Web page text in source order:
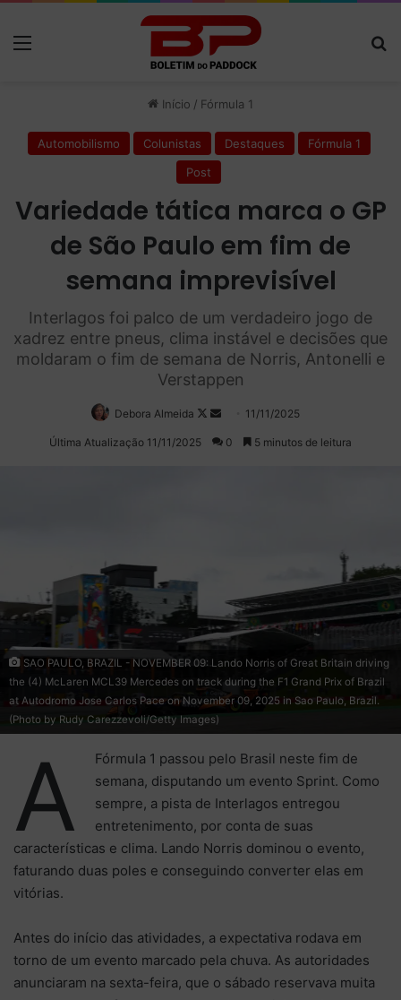
Início / Fórmula 1
Automobilismo Colunistas Destaques
Fórmula 1
Post
Variedade tática marca o GP
de São Paulo em fim de
semana imprevisível
Interlagos foi palco de um verdadeiro jogo de
xadrez entre pneus, clima instável e decisões que
moldaram o fim de semana de Norris, Antonelli e
Verstappen
Debora Almeida
Follow
on
Mande
um
11/11/2025
Última Atualização 11/11/2025 0 5 minutos de leitura
SAO PAULO, BRAZIL - NOVEMBER 09: Lando Norris of Great Britain driving
the (4) McLaren MCL39 Mercedes on track during the F1 Grand Prix of Brazil
at Autodromo Jose Carlos Pace on November 09, 2025 in Sao Paulo, Brazil.
(Photo by Rudy Carezzevoli/Getty Images)
A
Fórmula 1 passou pelo Brasil neste fim de
semana, disputando um evento Sprint. Como
sempre, a pista de Interlagos entregou
entretenimento, por conta de suas
características e clima. Lando Norris dominou o evento,
faturando duas poles e conseguindo converter elas em
vitórias.
Antes do início das atividades, a expectativa rodava em
torno de um evento marcado pela chuva. As autoridades
anunciaram na sexta-feira, que o sábado reservava muita